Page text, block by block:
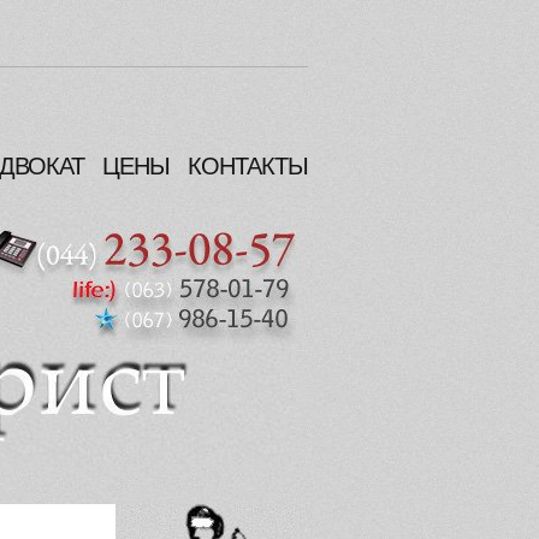
ЦЕНЫ КОНТАКТЫ